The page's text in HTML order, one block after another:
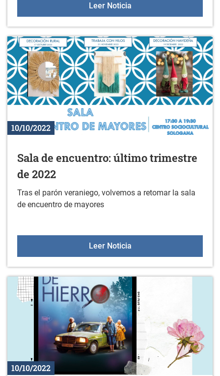
Leer NoticiaPartido de Araski: 19 de
10/10/2022
Sala de encuentro: último trimestre
de 2022
Tras el parón veraniego, volvemos a retomar la sala
de encuentro de mayores
Leer NoticiaSala de encuentro:
10/10/2022